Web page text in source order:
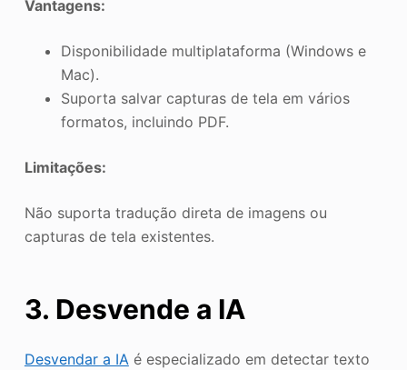
Vantagens:
Disponibilidade multiplataforma (Windows e
Mac).
Suporta salvar capturas de tela em vários
formatos, incluindo PDF.
Limitações:
Não suporta tradução direta de imagens ou
capturas de tela existentes.
3. Desvende a IA
Desvendar a IAé especializado em detectar texto